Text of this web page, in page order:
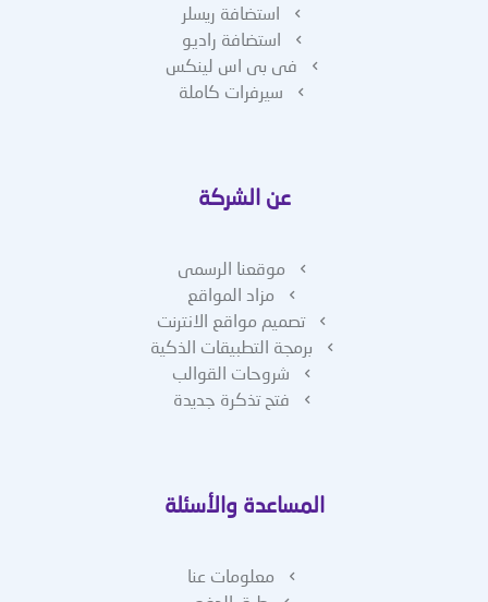
استضافة ريسلر
استضافة راديو
فى بى اس لينكس
سيرفرات كاملة
عن الشركة
موقعنا الرسمى
مزاد المواقع
تصميم مواقع الانترنت
برمجة التطبيقات الذكية
شروحات القوالب
فتح تذكرة جديدة
المساعدة والأسئلة
معلومات عنا